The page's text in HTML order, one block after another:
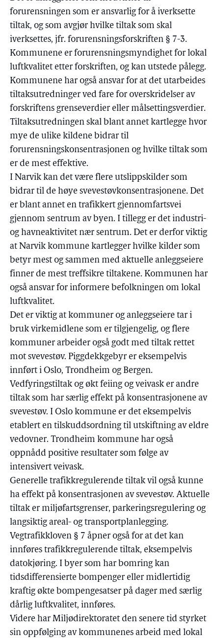
forurensningen som er ansvarlig for å iverksette
tiltak, og som avgjør hvilke tiltak som skal
iverksettes, jfr. forurensningsforskriften § 7-3.
Kommunene er forurensningsmyndighet for lokal
luftkvalitet etter forskriften, og kan utstede pålegg.
Kommunene har også ansvar for at det utarbeides
tiltaksutredninger ved fare for overskridelser av
forskriftens grenseverdier eller målsettingsverdier.
Tiltaksutredningen skal blant annet kartlegge hvor
mye de ulike kildene bidrar til
forurensningskonsentrasjonen og hvilke tiltak som
er de mest effektive.
I Narvik kan det være flere utslippskilder som
bidrar til de høye svevestøvkonsentrasjonene. Det
er blant annet en trafikkert gjennomfartsvei
gjennom sentrum av byen. I tillegg er det industri-
og havneaktivitet nær sentrum. Det er derfor viktig
at Narvik kommune kartlegger hvilke kilder som
betyr mest og sammen med aktuelle anleggseiere
finner de mest treffsikre tiltakene. Kommunen har
også ansvar for informere befolkningen om lokal
luftkvalitet.
Det er viktig at kommuner og anleggseiere tar i
bruk virkemidlene som er tilgjengelig, og flere
kommuner arbeider også godt med tiltak rettet
mot svevestøv. Piggdekkgebyr er eksempelvis
innført i Oslo, Trondheim og Bergen.
Vedfyringstiltak og økt feiing og veivask er andre
tiltak som har særlig effekt på konsentrasjonene av
svevestøv. I Oslo kommune er det eksempelvis
etablert en tilskuddsordning til utskiftning av eldre
vedovner. Trondheim kommune har også
oppnådd positive resultater som følge av
intensivert veivask.
Generelle trafikkregulerende tiltak vil også kunne
ha effekt på konsentrasjonen av svevestøv. Aktuelle
tiltak er miljøfartsgrenser, parkeringsregulering og
langsiktig areal- og transportplanlegging.
Vegtrafikkloven § 7 åpner også for at det kan
innføres trafikkregulerende tiltak, eksempelvis
datokjøring. I byer som har bomring kan
tidsdifferensierte bompenger eller midlertidig
kraftig økte bompengesatser på dager med særlig
dårlig luftkvalitet, innføres.
Videre har Miljødirektoratet den senere tid styrket
sin oppfølging av kommunenes arbeid med lokal